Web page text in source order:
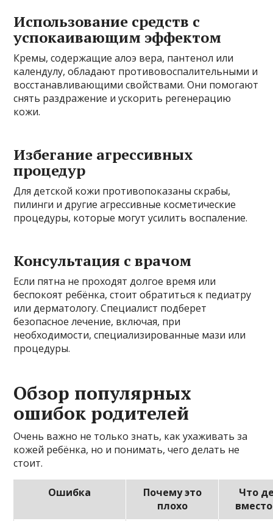
Использование средств с
успокаивающим эффектом
Кремы, содержащие алоэ вера, пантенол или
календулу, обладают противовоспалительными и
восстанавливающими свойствами. Они помогают
снять раздражение и ускорить регенерацию
кожи.
Избегание агрессивных
процедур
Для детской кожи противопоказаны скрабы,
пилинги и другие агрессивные косметические
процедуры, которые могут усилить воспаление.
Консультация с врачом
Если пятна не проходят долгое время или
беспокоят ребёнка, стоит обратиться к педиатру
или дерматологу. Специалист подберет
безопасное лечение, включая, при
необходимости, специализированные мази или
процедуры.
Обзор популярных
ошибок родителей
Очень важно не только знать, как ухаживать за
кожей ребёнка, но и понимать, чего делать не
стоит.
Ошибка
Почему это
плохо
Что